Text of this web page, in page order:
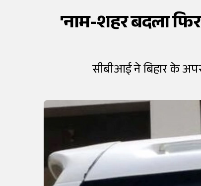
'नाम-शहर बदला
सीबीआई ने बिहार के